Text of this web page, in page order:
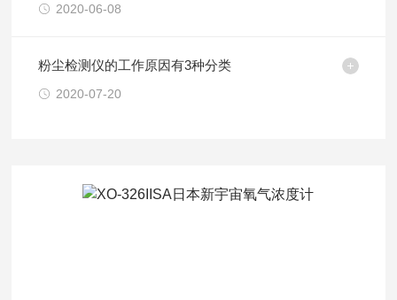
2020-06-08
粉尘检测仪的工作原因有3种分类
2020-07-20